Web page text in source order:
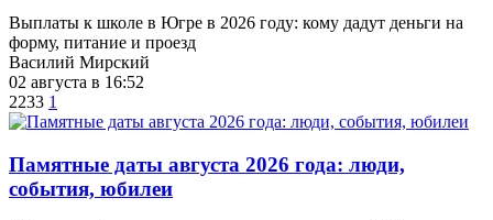
Выплаты к школе в Югре в 2026 году: кому дадут деньги на
форму, питание и проезд
Василий Мирский
02 августа в 16:52
2233 1
​Памятные даты августа 2026 года: люди,
события, юбилеи